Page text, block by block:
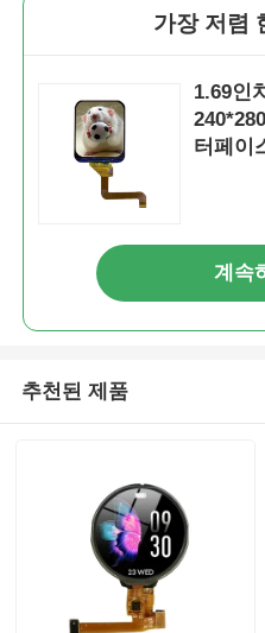
모노크롬 LCD 화면
STN LCD 디스플레이
보람 있는 패널
가장 저렴
1.69인
터페이
계속
추천된 제품